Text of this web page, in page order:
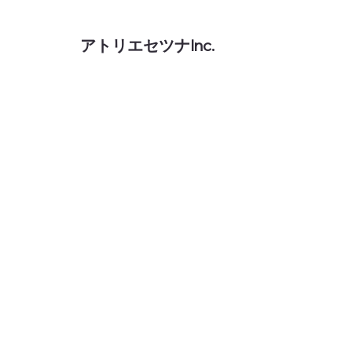
アトリエセツナInc.